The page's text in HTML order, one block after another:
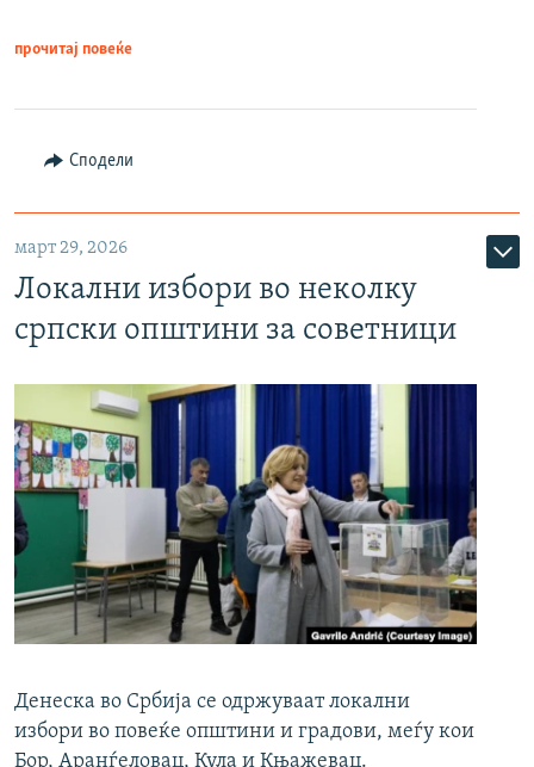
прочитај повеќе
Сподели
март 29, 2026
Локални избори во неколку
српски општини за советници
Денеска во Србија се одржуваат локални
избори во повеќе општини и градови, меѓу кои
Бор, Аранѓеловац, Кула и Књажевац.